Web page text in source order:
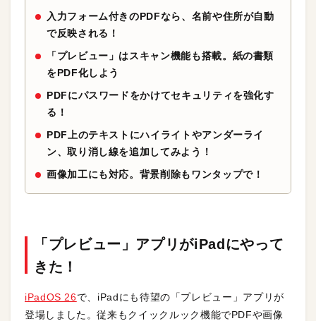
入力フォーム付きのPDFなら、名前や住所が自動
で反映される！
「プレビュー」はスキャン機能も搭載。紙の書類
をPDF化しよう
PDFにパスワードをかけてセキュリティを強化す
る！
PDF上のテキストにハイライトやアンダーライ
ン、取り消し線を追加してみよう！
画像加工にも対応。背景削除もワンタップで！
「プレビュー」アプリがiPadにやって
きた！
iPadOS 26で、iPadにも待望の「プレビュー」アプリが
登場しました。従来もクイックルック機能でPDFや画像